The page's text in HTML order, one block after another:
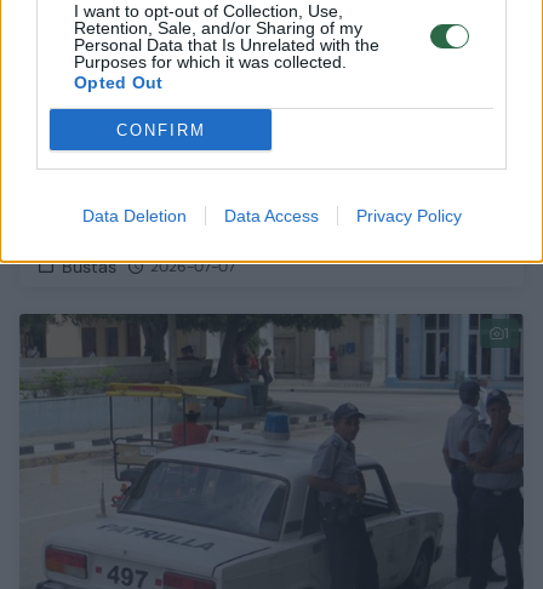
I want to opt-out of Collection, Use,
Retention, Sale, and/or Sharing of my
Personal Data that Is Unrelated with the
Purposes for which it was collected.
Opted Out
CONFIRM
Data Deletion Data Access Privacy Policy
viešasis turtas gali tapti ekonomikos varikliu
Būstas 2026-07-07
1